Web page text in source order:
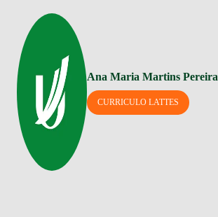
Ana Maria Martins Pereira
CURRICULO LATTES